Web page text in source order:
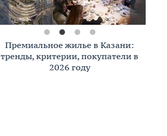
Премиальное жилье в Казани:
тренды, критерии, покупатели в
2026 году